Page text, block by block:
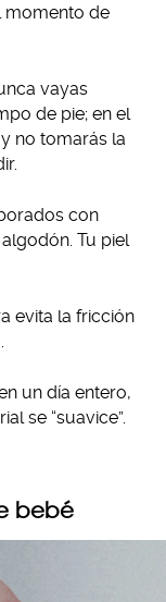
momento de
vayas
de pie; en el
no tomarás la
con
Tu piel
evita la fricción
un día entero,
se “suavice”.
bebé